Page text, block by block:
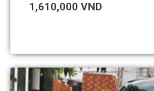
1,610,000 VND